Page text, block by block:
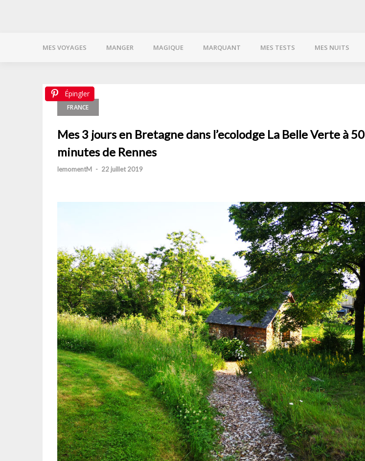
MES VOYAGES MANGER MAGIQUE MARQUANT MES TESTS MES NUITS
FRANCE
Mes 3 jours en Bretagne dans l’ecolodge La Belle Verte à 50
minutes de Rennes
lemomentM - 22 juillet 2019
Épingler
Épingler